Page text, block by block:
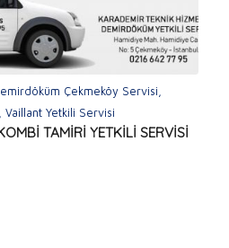
Çekmeköy Servisi
Vaillant Yetkili Servisi
TAMİRİ YETKİLİ SERVİSİ